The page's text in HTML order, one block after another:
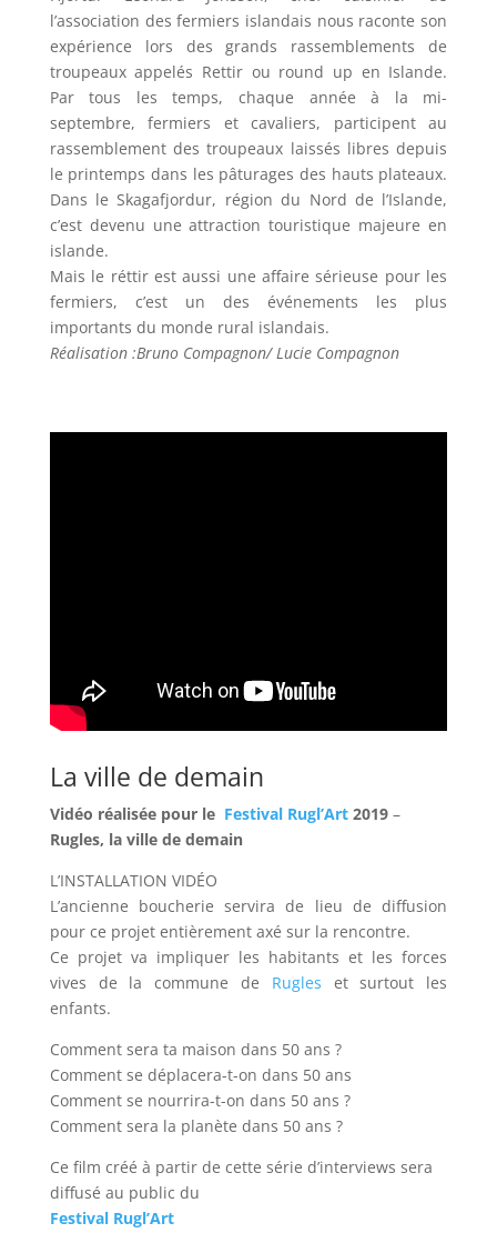
l’association des fermiers islandais nous raconte son
expérience lors des grands rassemblements de
troupeaux appelés Rettir ou round up en Islande.
Par tous les temps, chaque année à la mi-
septembre, fermiers et cavaliers, participent au
rassemblement des troupeaux laissés libres depuis
le printemps dans les pâturages des hauts plateaux.
Dans le Skagafjordur, région du Nord de l’Islande,
c’est devenu une attraction touristique majeure en
islande.
Mais le réttir est aussi une affaire sérieuse pour les
fermiers, c’est un des événements les plus
importants du monde rural islandais.
Réalisation :Bruno Compagnon/ Lucie Compagnon
La ville de demain
Vidéo réalisée pour le Festival Rugl’Art2019–
Rugles, la ville de demain
L’INSTALLATION VIDÉO
L’ancienne boucherie servira de lieu de diffusion
pour ce projet entièrement axé sur la rencontre.
Ce projet va impliquer les habitants et les forces
vives de la commune de Rugles et surtout les
enfants.
Comment sera ta maison dans 50 ans ?
Comment se déplacera-t-on dans 50 ans
Comment se nourrira-t-on dans 50 ans ?
Comment sera la planète dans 50 ans ?
Ce film créé à partir de cette série d’interviews sera
diffusé au public du
Festival Rugl’Art